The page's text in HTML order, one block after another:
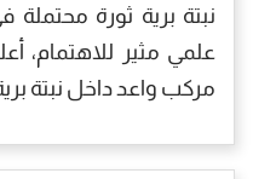
نبتة برية ثورة
علمي مثير
مركب واعد داخل نبتة